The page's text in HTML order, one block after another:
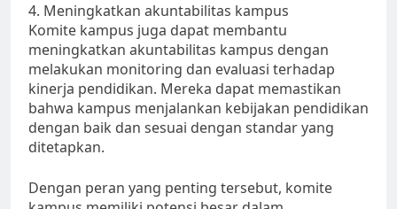
4. Meningkatkan akuntabilitas kampus
Komite kampus juga dapat membantu
meningkatkan akuntabilitas kampus dengan
melakukan monitoring dan evaluasi terhadap
kinerja pendidikan. Mereka dapat memastikan
bahwa kampus menjalankan kebijakan pendidikan
dengan baik dan sesuai dengan standar yang
ditetapkan.
Dengan peran yang penting tersebut, komite